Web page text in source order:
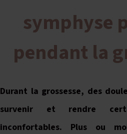
symphyse
pendant la
Durant la grossesse, des
survenir et rendre
inconfortables. Plus ou